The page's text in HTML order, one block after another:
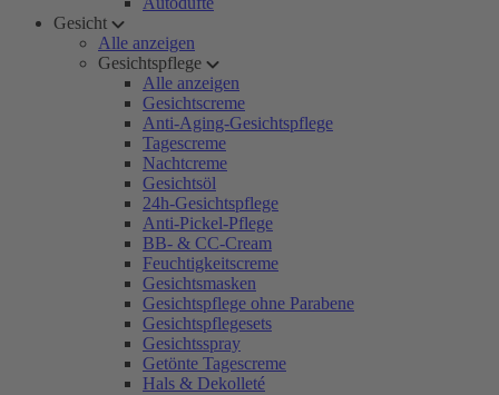
Gesicht
Alle anzeigen
Gesichtspflege
Alle anzeigen
Gesichtscreme
Anti-Aging-Gesichtspflege
Tagescreme
Nachtcreme
Gesichtsöl
24h-Gesichtspflege
Anti-Pickel-Pflege
BB- & CC-Cream
Feuchtigkeitscreme
Gesichtsmasken
Gesichtspflege ohne Parabene
Gesichtspflegesets
Gesichtsspray
Getönte Tagescreme
Hals & Dekolleté